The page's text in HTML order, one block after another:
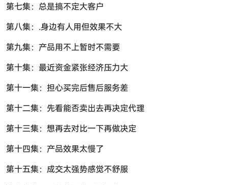
第七集：总是搞不定大客户
第八集：.身边有人用但效果不大
第九集：产品用不上暂时不需要
第十集：最近资金紧张经济压力大
第十一集：担心买完后售后服务差
第十二集：先看能否卖出去再决定代理
第十三集：想再去对比一下再做决定
第十四集：产品效果太慢了
第十五集：成交太强势感觉不舒服